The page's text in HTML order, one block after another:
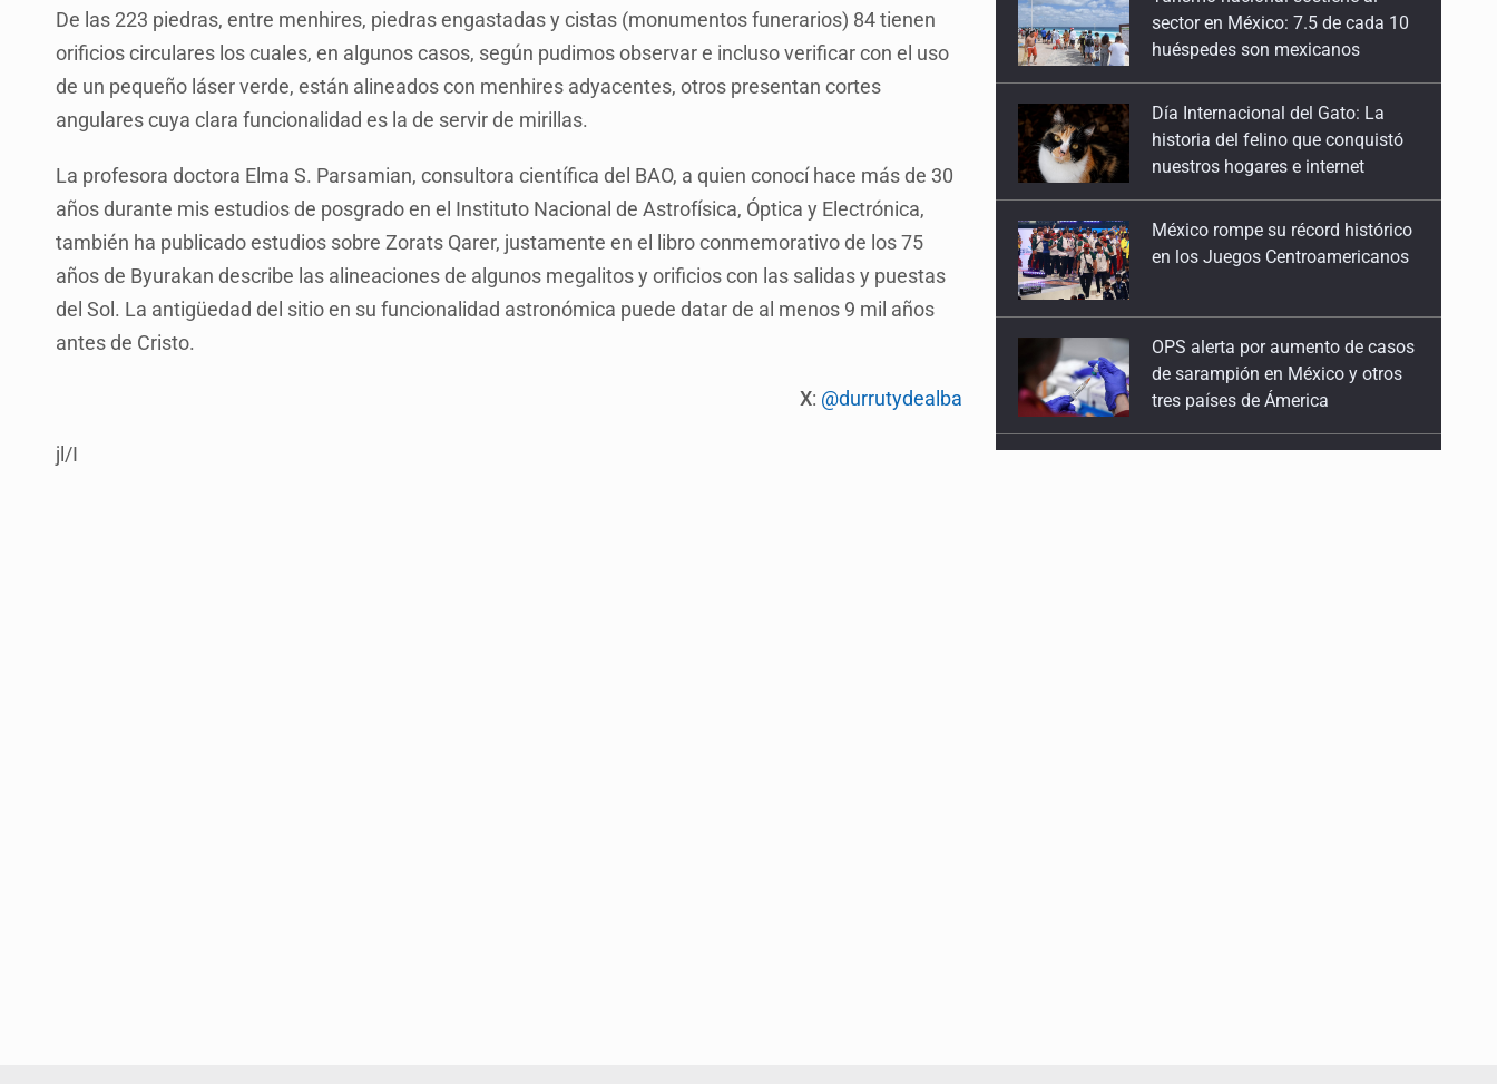
De las 223 piedras, entre menhires, piedras engastadas y cistas (monumentos funerarios) 84 tienen
orificios circulares los cuales, en algunos casos, según pudimos observar e incluso verificar con el uso
de un pequeño láser verde, están alineados con menhires adyacentes, otros presentan cortes
angulares cuya clara funcionalidad es la de servir de mirillas.
La profesora doctora Elma S. Parsamian, consultora científica del BAO, a quien conocí hace más de 30
años durante mis estudios de posgrado en el Instituto Nacional de Astrofísica, Óptica y Electrónica,
también ha publicado estudios sobre Zorats Qarer, justamente en el libro conmemorativo de los 75
años de Byurakan describe las alineaciones de algunos megalitos y orificios con las salidas y puestas
del Sol. La antigüedad del sitio en su funcionalidad astronómica puede datar de al menos 9 mil años
antes de Cristo.
X: @durrutydealba
jl/I
Las binarias de Struve
6 de Abril de 2026
El cielo de Atenguillo
17 de Marzo de 2026
IAU-NAEC México
2 de Marzo de 2026
Rético y el De revolutionibvs
16 de Febrero de 2026
Bruno y el universo
9 de Febrero de 2026
Día Internacional del Gato: La
historia del felino que conquistó
nuestros hogares e internet
México rompe su récord histórico
en los Juegos Centroamericanos
OPS alerta por aumento de casos
de sarampión en México y otros
Ayotzinapa: A casi 12 años, entre
juicios a exfuncionarios y la fuga
de Tomás Zerón